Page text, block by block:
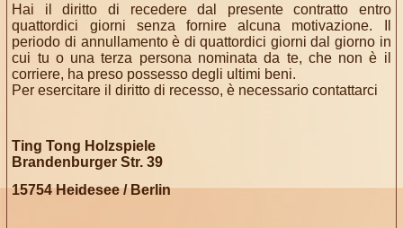
Hai il diritto di recedere dal presente contratto entro
quattordici giorni senza fornire alcuna motivazione. Il
periodo di annullamento è di quattordici giorni dal giorno in
cui tu o una terza persona nominata da te, che non è il
corriere, ha preso possesso degli ultimi beni.
Per esercitare il diritto di recesso, è necessario contattarci
Ting Tong Holzspiele
Brandenburger Str. 39
15754 Heidesee / Berlin